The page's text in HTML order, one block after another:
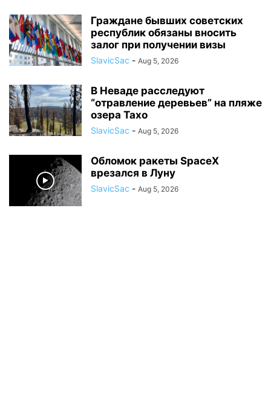
Граждане бывших советских
республик обязаны вносить
залог при получении визы
SlavicSac - Aug 5, 2026
В Неваде расследуют
“отравление деревьев” на пляже
озера Тахо
SlavicSac - Aug 5, 2026
Обломок ракеты SpaceX
врезался в Луну
SlavicSac - Aug 5, 2026